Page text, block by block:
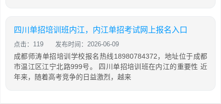
四川单招培训班内江，内江单招考试网上报名入口
点击：119 发布时间：2026-06-09
成都师涛单招培训学校报名热线18980784372，地址位于成都
市温江区江宁北路999号。 四川单招培训班在内江的重要性 近
年来，随着高考竞争的日益激烈，越来